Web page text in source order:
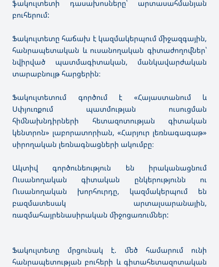
ֆակուլտետի դասախոսները՝ արտասահմանյան
բուհերում:
Ֆակուլտետը հաճախ է կազմակերպում միջազգային,
հանրապետական և ուսանողական գիտաժողովներ՝
նվիրված պատմագիտական, մանկավարժական
տարաբնույթ հարցերին։
Ֆակուլտետում գործում է «Հայաստանում և
Սփյուռքում պատմության ուսուցման
հիմնախնդիրների հետազոտության գիտական
կենտրոն» լաբորատորիան, «Հարյուր լեռնագագաթ»
սիրողական լեռնագնացների ակումբը։
Ակտիվ գործունեություն են իրականացնում
Ուսանողական գիտական ընկերությունն ու
Ուսանողական խորհուրդը, կազմակերպում են
բազմատեսակ արտալսարանային,
ռազմահայրենասիրական միջոցառումներ:
Ֆակուլտետը մրցունակ է. մեծ համարում ունի
հանրապետության բուհերի և գիտահետազոտական